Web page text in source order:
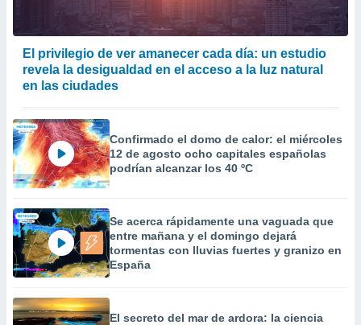
El privilegio de ver amanecer cada día: un estudio
revela la desigualdad en el acceso a la luz natural
en las ciudades
Confirmado el domo de calor: el miércoles
12 de agosto ocho capitales españolas
podrían alcanzar los 40 ºC
Se acerca rápidamente una vaguada que
entre mañana y el domingo dejará
tormentas con lluvias fuertes y granizo en
España
El secreto del mar de ardora: la ciencia